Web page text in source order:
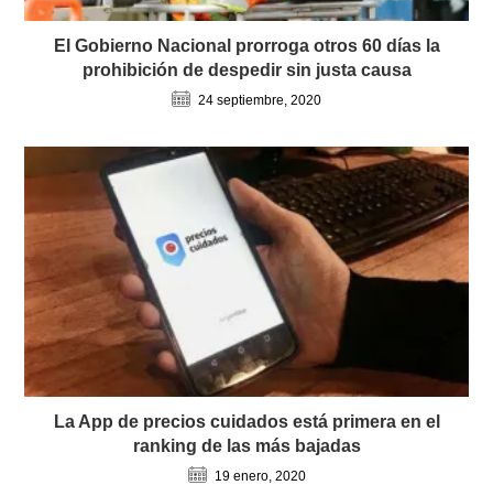
El Gobierno Nacional prorroga otros 60 días la
prohibición de despedir sin justa causa
24 septiembre, 2020
La App de precios cuidados está primera en el
ranking de las más bajadas
19 enero, 2020